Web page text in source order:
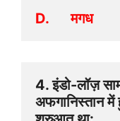
D.      मगध
4. इंडो-लॉज़
अफगानिस्तान में